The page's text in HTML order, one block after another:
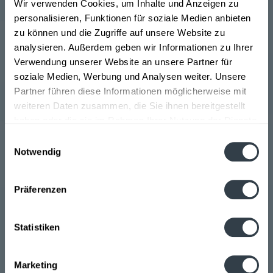
Wir verwenden Cookies, um Inhalte und Anzeigen zu
personalisieren, Funktionen für soziale Medien anbieten
zu können und die Zugriffe auf unsere Website zu
analysieren. Außerdem geben wir Informationen zu Ihrer
Verwendung unserer Website an unsere Partner für
soziale Medien, Werbung und Analysen weiter. Unsere
Partner führen diese Informationen möglicherweise mit
weiteren Daten zusammen, die Sie ihnen bereitgestellt
Notwendig
Präferenzen
Statistiken
Marketing
deutsche Molkerei mit Sitz in Bad Schwalbach im
Rheingau-Taunus-Kreis in Hessen. Das Unternehmen
wurde am 1. Dezember 1938 gegründet. Die Haupt-
Produktionsstätte befindet sich ebenfalls in Bad
Schwalbach. Schwälbchen ist hauptsächlich im
regionalen Bereich tätig (Süd- und Mittelhessen sowie
in Teilen der Nachbarbundesländer Rheinland-Pfalz,
auch überregional vertrieben. Über den Schwälbchen
Frischedienst werden auch Großverbraucher beliefert.
Derzeit wird unter anderem Frische Vollmilch mit 3,8 %
Fett, Frische fettarme Milch mit 1,8 % Fett sowie Frische